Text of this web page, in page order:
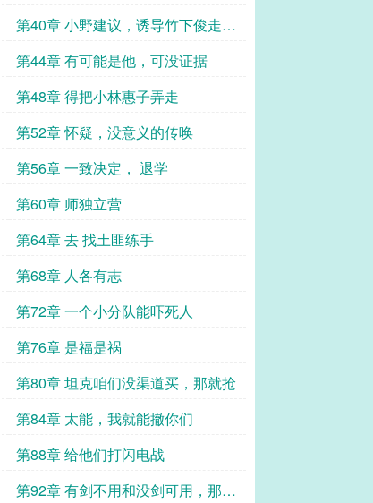
第40章 小野建议，诱导竹下俊走弯
路
第44章 有可能是他，可没证据
第48章 得把小林惠子弄走
第52章 怀疑，没意义的传唤
第56章 一致决定， 退学
第60章 师独立营
第64章 去 找土匪练手
第68章 人各有志
第72章 一个小分队能吓死人
第76章 是福是祸
第80章 坦克咱们没渠道买，那就抢
第84章 太能，我就能撤你们
第88章 给他们打闪电战
第92章 有剑不用和没剑可用，那是